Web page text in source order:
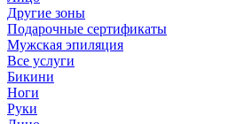
Другие зоны
Подарочные сертификаты
Мужская эпиляция
Все услуги
Бикини
Ноги
Руки